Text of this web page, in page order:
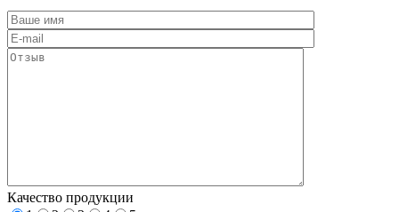
Качество продукции